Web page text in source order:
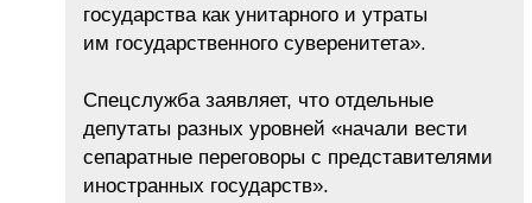
государства как унитарного и утраты
им государственного суверенитета».
Спецслужба заявляет, что отдельные
депутаты разных уровней «начали вести
сепаратные переговоры с представителями
иностранных государств».